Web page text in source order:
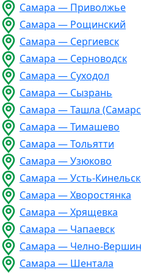
Самара — Приволжье
Самара — Рощинский
Самара — Сергиевск
Самара — Серноводск
Самара — Суходол
Самара — Сызрань
Самара — Ташла
Самара — Тимашево
Самара — Тольятти
Самара — Узюково
Самара — Усть-
Самара — Хворостянка
Самара — Хрящевка
Самара — Чапаевск
Самара — Челно-
Самара — Шентала